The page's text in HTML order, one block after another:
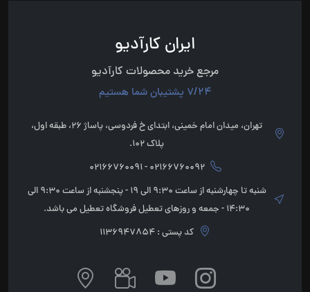
ایران کارآدیو
مرجع خرید محصولات کارآدیو
7/24 پشتیبان شما هستیم
تهران، میدان امام خمینی، ابتدای خ فردوسی، پاساژ 26، طبقه اول،
پلاک 102.
02166760092 - 02166760091
شنبه تا چهارشنبه از ساعت 9:30 الی 19 - پنجشنبه از ساعت 9:30 الی
14:30 - جمعه و روزهای تعطیل فروشگاه تعطیل می باشد.
کد پستی : 1136947854